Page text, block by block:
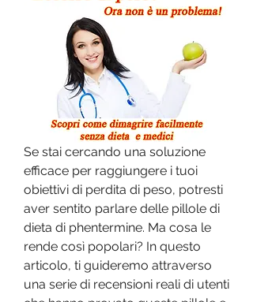
Se stai cercando una soluzione
efficace per raggiungere i tuoi
obiettivi di perdita di peso, potresti
aver sentito parlare delle pillole di
dieta di phentermine. Ma cosa le
rende così popolari? In questo
articolo, ti guideremo attraverso
una serie di recensioni reali di utenti